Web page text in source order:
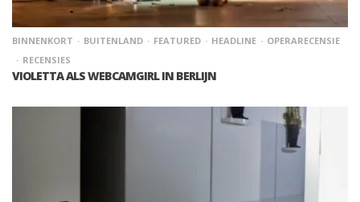
BINNENKORT BUITENLAND FEATURED HEADLINE
OPERARECENSIE
RECENSIES
VIOLETTA ALS WEBCAMGIRL IN BERLIJN